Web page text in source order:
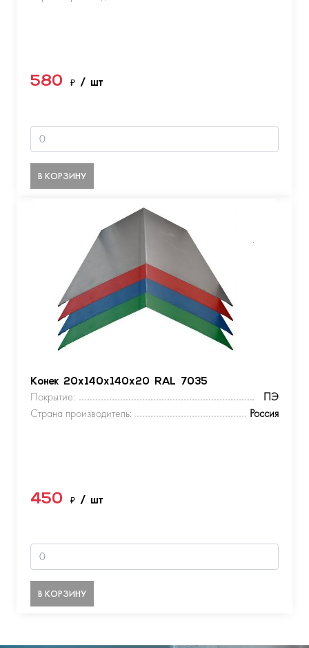
580 ₽ / шт
В КОРЗИНУ
Конек 20х140х140х20 RAL 7035
Покрытие:
ПЭ
Страна производитель:
Россия
450 ₽ / шт
В КОРЗИНУ